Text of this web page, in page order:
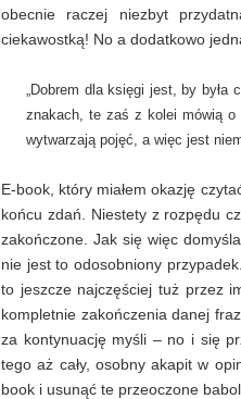
obecnie raczej niezbyt
ciekawostką! No a dodatkowo
„Dobrem dla księgi jest, by
znakach, te zaś z kolei mówią
wytwarzają pojęć, a więc jest
E-book, który miałem okazję
końcu zdań. Niestety z rozpędu
zakończone. Jak się więc
nie jest to odosobniony
to jeszcze najczęściej tuż przez
kompletnie zakończenia danej
za kontynuację myśli – no i się
tego aż cały, osobny akapit w
book i usunąć te przeoczone